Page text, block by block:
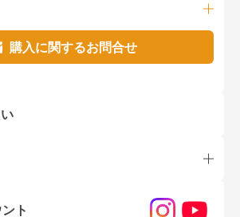
購入に関するお問合せ
ト